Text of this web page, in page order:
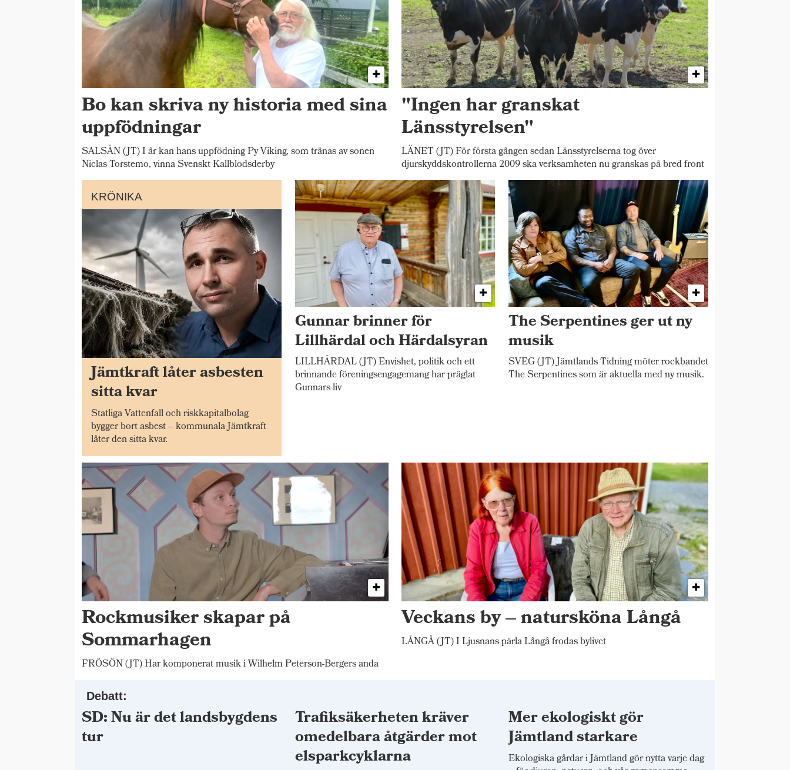
Bo kan skriva ny historia med sina
uppfödningar
SALSÅN (JT) I år kan hans uppfödning Py Viking, som tränas av sonen
Niclas Torstemo, vinna Svenskt Kallblodsderby
"Ingen har granskat
Länsstyrelsen"
LÄNET (JT) För första gången sedan Länsstyrelserna tog över
djurskyddskontrollerna 2009 ska verksamheten nu granskas på bred front
KRÖNIKA
Jämtkraft låter asbesten
sitta kvar
Statliga Vattenfall och riskkapitalbolag
bygger bort asbest – kommunala Jämtkraft
låter den sitta kvar.
Gunnar brinner för
Lillhärdal och Härdalsyran
LILLHÄRDAL (JT) Envishet, politik och ett
brinnande föreningsengagemang har präglat
Gunnars liv
The Serpentines ger ut ny
musik
SVEG (JT) Jämtlands Tidning möter rockbandet
The Serpentines som är aktuella med ny musik.
Rockmusiker skapar på
Sommarhagen
FRÖSÖN (JT) Har komponerat musik i Wilhelm Peterson-Bergers anda
Veckans by – natursköna Långå
LÅNGÅ (JT) I Ljusnans pärla Långå frodas bylivet
Debatt:
SD: Nu är det landsbygdens
tur
Trafiksäkerheten kräver
omedelbara åtgärder mot
elsparkcyklarna
Mer ekologiskt gör
Jämtland starkare
Ekologiska gårdar i Jämtland gör nytta varje dag